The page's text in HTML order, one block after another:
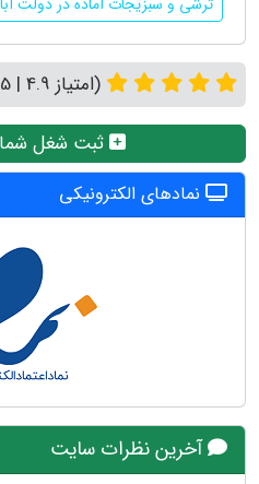
(امتیاز 4.9 | 6675 رای)
ثبت شغل شما
نمادهای الکترونیکی
آخرین نظرات سایت